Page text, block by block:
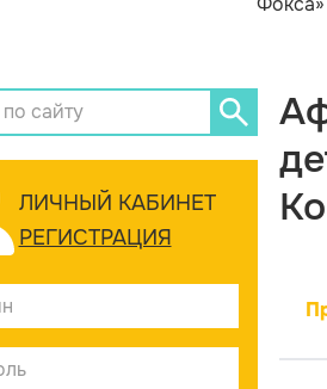
ЛИЧНЫЙ КАБИНЕТ
РЕГИСТРАЦИЯ